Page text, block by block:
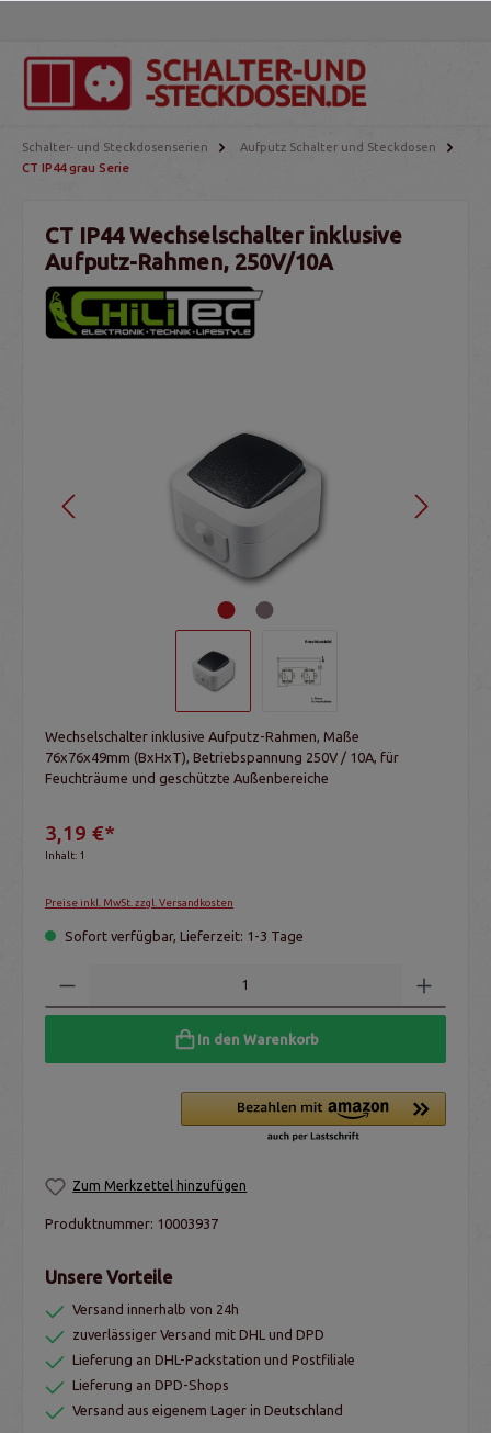
Schalter- und Steckdosenserien
Aufputz Schalter und Steckdosen
CT IP44 grau Serie
CT IP44 Wechselschalter inklusive
Aufputz-Rahmen, 250V/10A
Wechselschalter inklusive Aufputz-Rahmen, Maße
76x76x49mm (BxHxT), Betriebspannung 250V / 10A, für
Feuchträume und geschützte Außenbereiche
3,19 €*
Inhalt: 1
Preise inkl. MwSt. zzgl. Versandkosten
Sofort verfügbar, Lieferzeit: 1-3 Tage
In den Warenkorb
Zum Merkzettel hinzufügen
Produktnummer: 10003937
Unsere Vorteile
Versand innerhalb von 24h
zuverlässiger Versand mit DHL und DPD
Lieferung an DHL-Packstation und Postfiliale
Lieferung an DPD-Shops
Versand aus eigenem Lager in Deutschland